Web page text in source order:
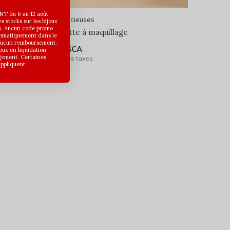
Les Précieuses
Pochette à maquillage
18,00$CA
Avant les taxes
du 6 au 12 août
stocks sur les bijoux
Aucun code promo
dans le
remboursement.
en liquidation
Certaines